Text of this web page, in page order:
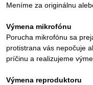
Meníme za originálnu
Výmena mikrofónu
Porucha mikrofónu sa
protistrana vás nepočuje
príčinu a realizujeme
Výmena reproduktoru